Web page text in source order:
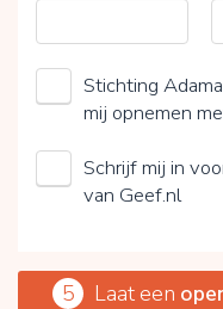
Stichting
mij opnemen
Schrijf mij in
van Geef.nl
5 Laat een